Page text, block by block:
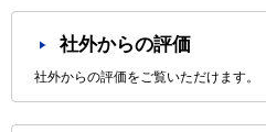
社外からの評価
社外からの評価をご覧いただけます。